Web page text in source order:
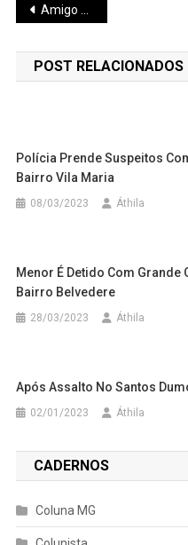
Navegação
de
Post
Amigo encontra rapaz morto a tiros dentro de casa em Itaúna
POST RELACIONADOS
Polícia Prende Suspeitos
Bairro Vila Maria
08/03/2023 Áthila
Menor É Detido Com Grande
Bairro Belvedere
28/03/2023 Áthila
Após Assalto No Santos
02/01/2023 Áthila
CADERNOS
Coluna MG